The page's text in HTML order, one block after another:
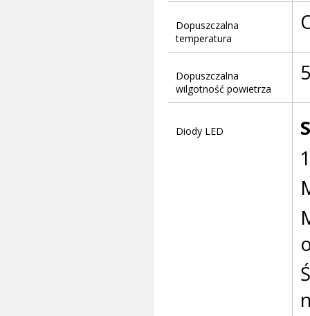
Dopuszczalna
temperatura
Dopuszczalna
wilgotność powietrza
Diody LED